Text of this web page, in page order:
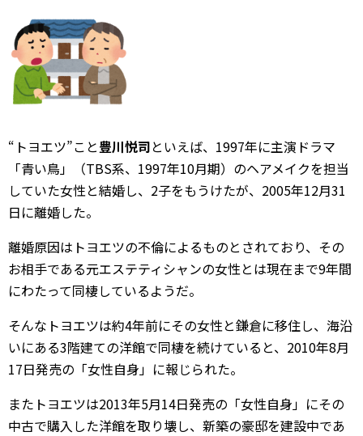
“トヨエツ”こと豊川悦司といえば、1997年に主演ドラマ
「青い鳥」（TBS系、1997年10月期）のヘアメイクを担当
していた女性と結婚し、2子をもうけたが、2005年12月31
日に離婚した。
離婚原因はトヨエツの不倫によるものとされており、その
お相手である元エステティシャンの女性とは現在まで9年間
にわたって同棲しているようだ。
そんなトヨエツは約4年前にその女性と鎌倉に移住し、海沿
いにある3階建ての洋館で同棲を続けていると、2010年8月
17日発売の「女性自身」に報じられた。
またトヨエツは2013年5月14日発売の「女性自身」にその
中古で購入した洋館を取り壊し、新築の豪邸を建設中であ